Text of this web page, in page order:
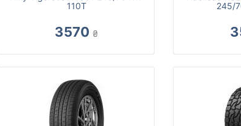
110T
3570 ₴
245/